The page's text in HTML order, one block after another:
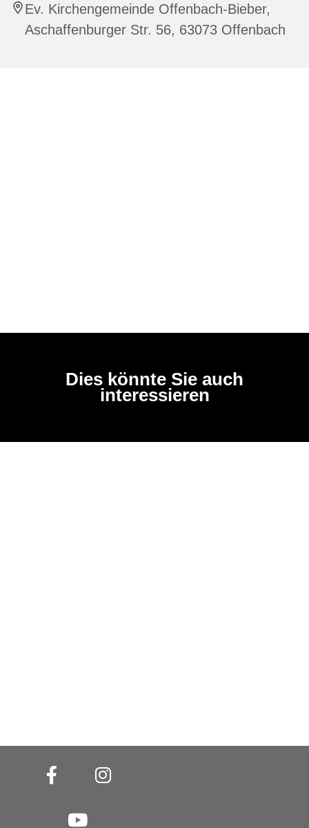
Ev. Kirchengemeinde Offenbach-Bieber,
Aschaffenburger Str. 56, 63073 Offenbach
Dies könnte Sie auch
interessieren